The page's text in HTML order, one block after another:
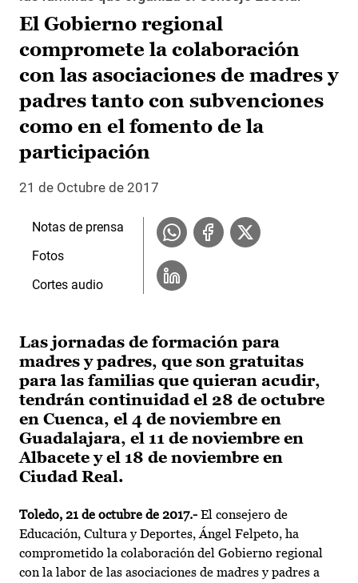
El Gobierno regional
compromete la colaboración
con las asociaciones de madres y
padres tanto con subvenciones
como en el fomento de la
participación
21 de Octubre de 2017
Las jornadas de formación para
madres y padres, que son gratuitas
para las familias que quieran acudir,
tendrán continuidad el 28 de octubre
en Cuenca, el 4 de noviembre en
Guadalajara, el 11 de noviembre en
Albacete y el 18 de noviembre en
Ciudad Real.
Toledo, 21 de octubre de 2017.- El consejero de
Educación, Cultura y Deportes, Ángel Felpeto, ha
comprometido la colaboración del Gobierno regional
con la labor de las asociaciones de madres y padres a
Notas de prensa
Fotos
Cortes audio